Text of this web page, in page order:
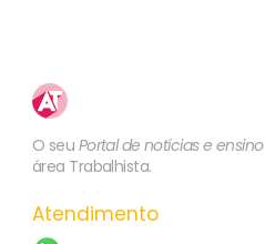
O seu Portal de notícias e ensino
área Trabalhista.
Atendimento